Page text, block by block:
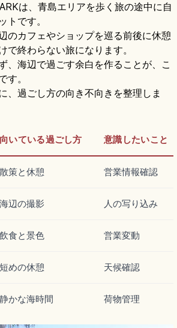
は、青島エリアを歩く旅の途中に自
トです。
のカフェやショップを巡る前後に休憩
で終わらない旅になります。
、海辺で過ごす余白を作ることが、こ
す。
、過ごし方の向き不向きを整理しま
向いている過ごし方 意識したいこと
散策と休憩 営業情報確認
海辺の撮影 人の写り込み
飲食と景色 営業変動
短めの休憩 天候確認
静かな海時間 荷物管理